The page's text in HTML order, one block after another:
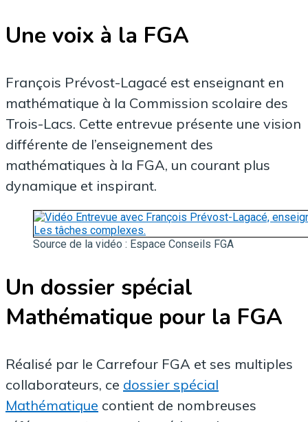
Une voix à la FGA
François Prévost-Lagacé est enseignant en
mathématique à la Commission scolaire des
Trois-Lacs. Cette entrevue présente une vision
différente de l’enseignement des
mathématiques à la FGA, un courant plus
dynamique et inspirant.
Source de la vidéo : Espace Conseils FGA
Un dossier spécial
Mathématique pour la FGA
Réalisé par le Carrefour FGA et ses multiples
collaborateurs, ce dossier spécial
Mathématique contient de nombreuses